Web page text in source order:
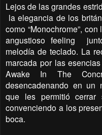
Lejos de las grandes
la elegancia de los
como “Monochrome”,
angustioso feeling
melodía de teclado. La
marcada por las
Awake In The
desencadenando en un
que les permitió
convenciendo a los
boca.